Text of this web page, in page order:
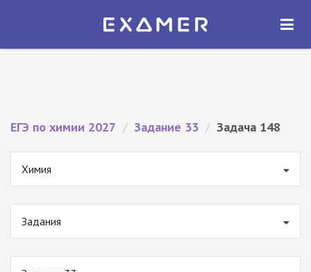
Экзамер — ЕГЭ 2027
ОТКРЫТЬ
ЕГЭ по химии 2027 / Задание 33 / Задача 148
Химия
Задания